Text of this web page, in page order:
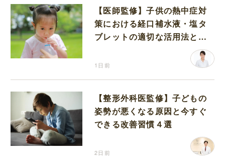
【医師監修】子供の熱中症対
策における経口補水液・塩タ
ブレットの適切な活用法と水
1日前
【整形外科医監修】子どもの
姿勢が悪くなる原因と今すぐ
できる改善習慣４選
2日前